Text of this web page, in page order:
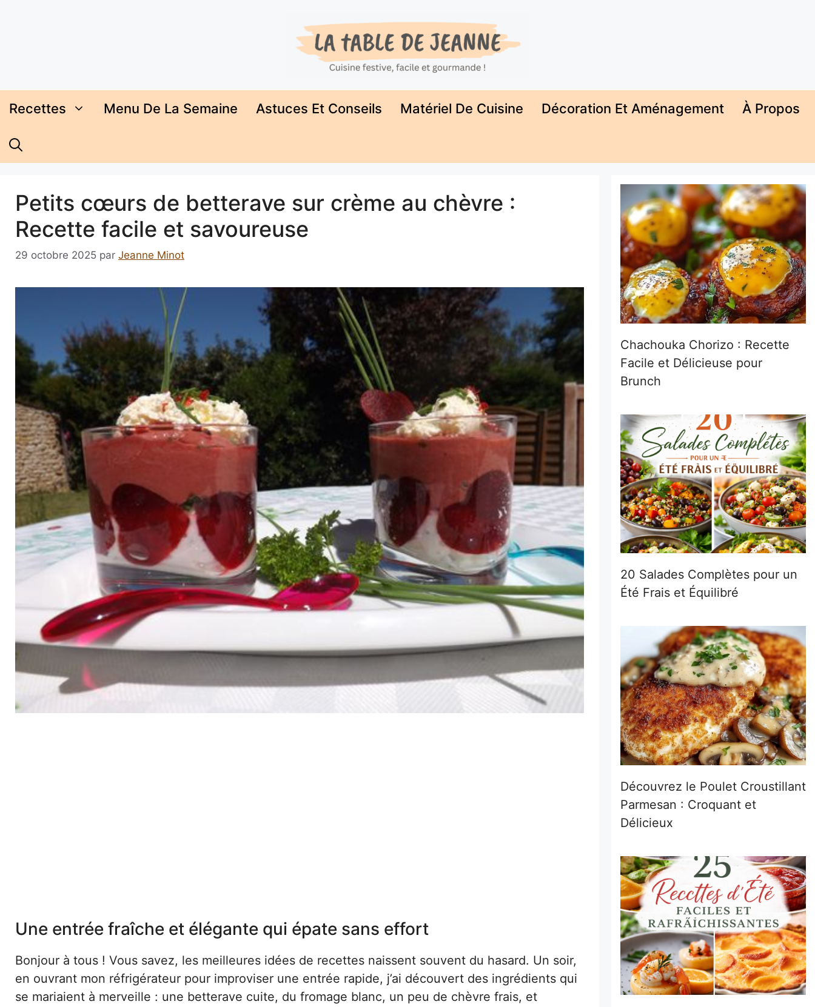
Recettes Menu De La Semaine Astuces Et Conseils Matériel De Cuisine Décoration Et Aménagement À Propos
Petits cœurs de betterave sur crème au chèvre :
Recette facile et savoureuse
29 octobre 2025 par Jeanne Minot
Une entrée fraîche et élégante qui épate sans effort
Bonjour à tous ! Vous savez, les meilleures idées de recettes naissent souvent du hasard. Un soir,
en ouvrant mon réfrigérateur pour improviser une entrée rapide, j’ai découvert des ingrédients qui
se mariaient à merveille : une betterave cuite, du fromage blanc, un peu de chèvre frais, et
Chachouka Chorizo : Recette
Facile et Délicieuse pour
Brunch
20 Salades Complètes pour un
Été Frais et Équilibré
Découvrez le Poulet Croustillant
Parmesan : Croquant et
Délicieux